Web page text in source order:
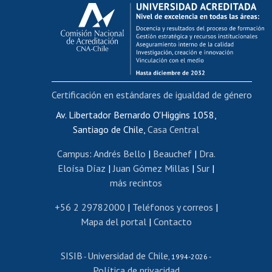
Postulación al AUCAI
Funcionarias/os
Cursos internos de capacitación
Bienestar del personal
Portal de movilidad interna
Certificado de renta
Certificado de renta honorarios
Editar páginas blancas
Extranjeras/os
Revalidación y reconocimiento de títulos
Postulación al Programa de Movilidad Estudiantil
Cursos de español
Av. Libertador Bernardo O'Higgins 1058,
Santiago de Chile, Casa Central
Campus: Andrés Bello | Beauchef| Dra.
Eloísa Díaz | Juan Gómez Millas | Sur |
más recintos
+56 2 29782000 | Teléfonos y correos |
Mapa del portal| Contacto
SISIB - Universidad de Chile , 1994-2026 -
Certificación en estándares de igualdad de género